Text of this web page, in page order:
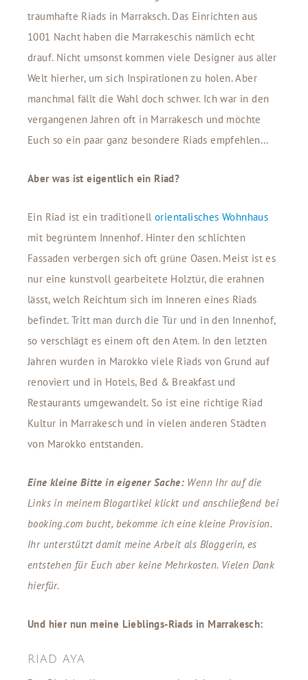
traumhafte Riads in Marraksch. Das Einrichten aus
1001 Nacht haben die Marrakeschis nämlich echt
drauf. Nicht umsonst kommen viele Designer aus aller
Welt hierher, um sich Inspirationen zu holen. Aber
manchmal fällt die Wahl doch schwer. Ich war in den
vergangenen Jahren oft in Marrakesch und möchte
Euch so ein paar ganz besondere Riads empfehlen…
Aber was ist eigentlich ein Riad?
Ein Riad ist ein traditionell orientalisches Wohnhaus
mit begrüntem Innenhof. Hinter den schlichten
Fassaden verbergen sich oft grüne Oasen. Meist ist es
nur eine kunstvoll gearbeitete Holztür, die erahnen
lässt, welch Reichtum sich im Inneren eines Riads
befindet. Tritt man durch die Tür und in den Innenhof,
so verschlägt es einem oft den Atem. In den letzten
Jahren wurden in Marokko viele Riads von Grund auf
renoviert und in Hotels, Bed & Breakfast und
Restaurants umgewandelt. So ist eine richtige Riad
Kultur in Marrakesch und in vielen anderen Städten
von Marokko entstanden.
Eine kleine Bitte in eigener Sache: Wenn Ihr auf die
Links in meinem Blogartikel klickt und anschließend bei
booking.com bucht, bekomme ich eine kleine Provision.
Ihr unterstützt damit meine Arbeit als Bloggerin, es
entstehen für Euch aber keine Mehrkosten. Vielen Dank
hierfür.
Und hier nun meine Lieblings-Riads in Marrakesch:
RIAD AYA